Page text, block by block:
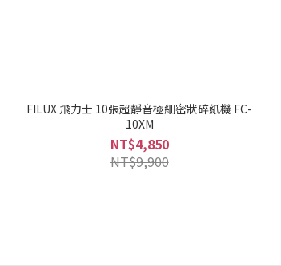
FILUX 飛力士 10張超靜音極細密狀碎紙機 FC-
10XM
NT$4,850
NT$9,900